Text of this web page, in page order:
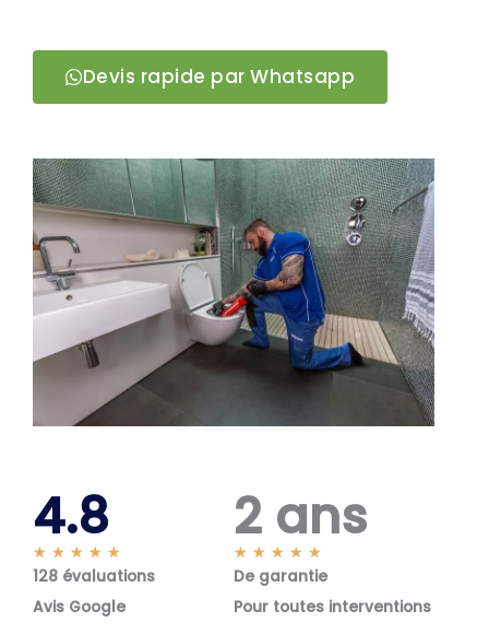
Devis rapide par Whatsapp
4.8
★ ★ ★ ★ ★
o
128 évaluations
Avis Google
2 ans
★ ★ ★ ★ ★
o
De garantie
Pour toutes interventions